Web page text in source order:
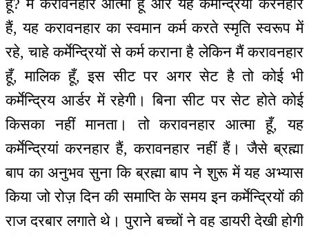
हूँ? मैं करावनहार आत्मा हूँ और यह कर्मेन्द्रियां करनहार
हैं, यह करावनहार का स्वमान कर्म करते स्मृति स्वरूप में
रहे, चाहे कर्मेन्द्रियों से कर्म कराना है लेकिन मैं करावनहार
हूँ, मालिक हूँ, इस सीट पर अगर सेट है तो कोई भी
कर्मेन्द्रिय आर्डर में रहेगी। बिना सीट पर सेट होते कोई
किसका नहीं मानता। तो करावनहार आत्मा हूँ, यह
कर्मेन्द्रियां करनहार हैं, करावनहार नहीं हैं। जैसे ब्रह्मा
बाप का अनुभव सुना कि ब्रह्मा बाप ने शुरू में यह अभ्यास
किया जो रोज़ दिन की समाप्ति के समय इन कर्मेन्द्रियों की
राज दरबार लगाते थे। पुराने बच्चों ने वह डायरी देखी होगी